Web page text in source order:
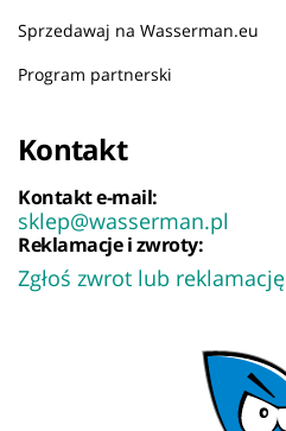
Sprzedawaj na Wasserman.eu
Program partnerski
Kontakt
Kontakt e-mail:
sklep@wasserman.pl
Reklamacje i zwroty:
Zgłoś zwrot lub reklamację